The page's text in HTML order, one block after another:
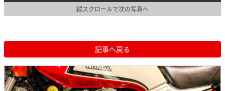
縦スクロールで次の写真へ
記事へ戻る